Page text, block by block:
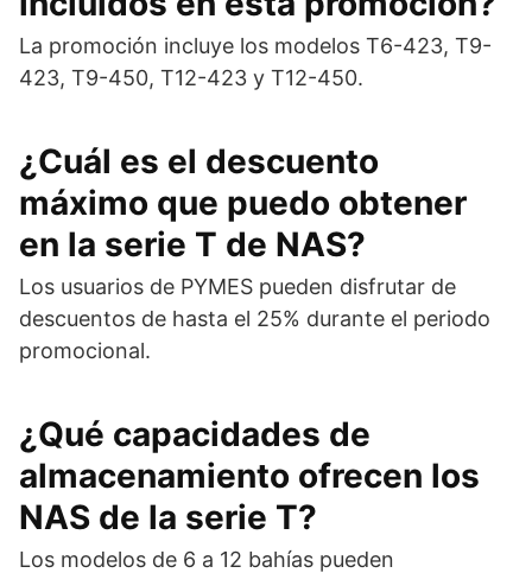
La promoción incluye los modelos T6-423, T9-
423, T9-450, T12-423 y T12-450.
¿Cuál es el descuento
máximo que puedo obtener
en la serie T de NAS?
Los usuarios de PYMES pueden disfrutar de
descuentos de hasta el 25% durante el periodo
promocional.
¿Qué capacidades de
almacenamiento ofrecen los
NAS de la serie T?
Los modelos de 6 a 12 bahías pueden